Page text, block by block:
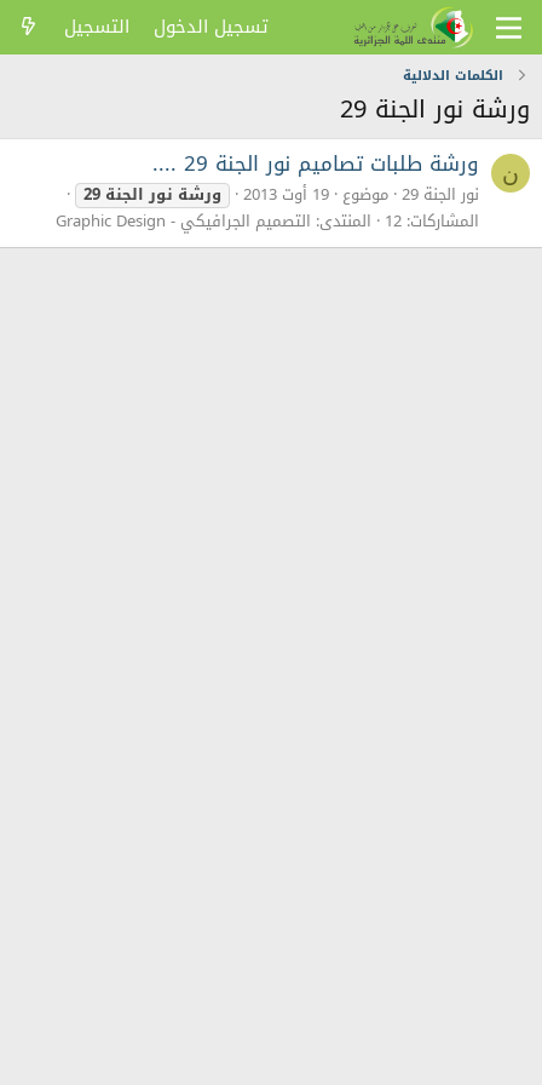
تسجيل الدخول التسجيل
الكلمات الدلالية
ورشة نور الجنة 29
ن ورشة طلبات تصاميم نور الجنة 29 ....
نور الجنة 29 موضوع 19 أوت 2013 ورشةنورالجنة29
المشاركات: 12
المنتدى: التصميم الجرافيكي - Graphic Design